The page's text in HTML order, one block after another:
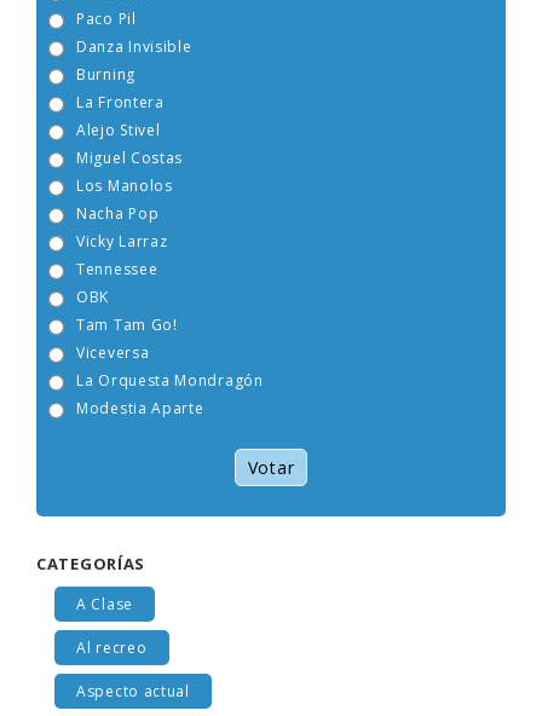
Burning
Alejo Stivel
Miguel Costas
Nacha Pop
Vicky Larraz
La Orquesta Mondragón
Modestia Aparte
Votar
CATEGORÍAS
A Clase
Al recreo
Aspecto actual